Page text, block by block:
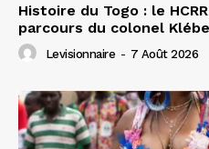
Histoire du Togo : le
parcours du colonel
Levisionnaire - 7 Août 2026